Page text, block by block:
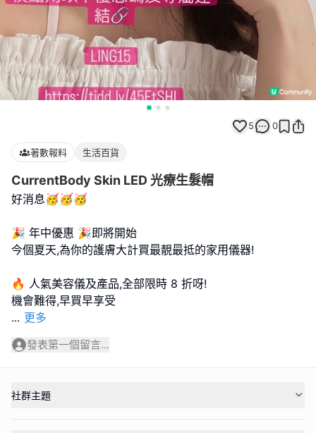
5 0
著數報料 生活百貨
CurrentBody Skin LED 光療生髮帽
好消息🥳🥳🥳
🎉 年中優惠 🎉即將開始
今個夏天,為你的護膚大計買最靚最抵的家用儀器!
🔥 人氣美容儀及產品,全部限時 8 折呀!
... 更多
發表第一個留言...
社群主題